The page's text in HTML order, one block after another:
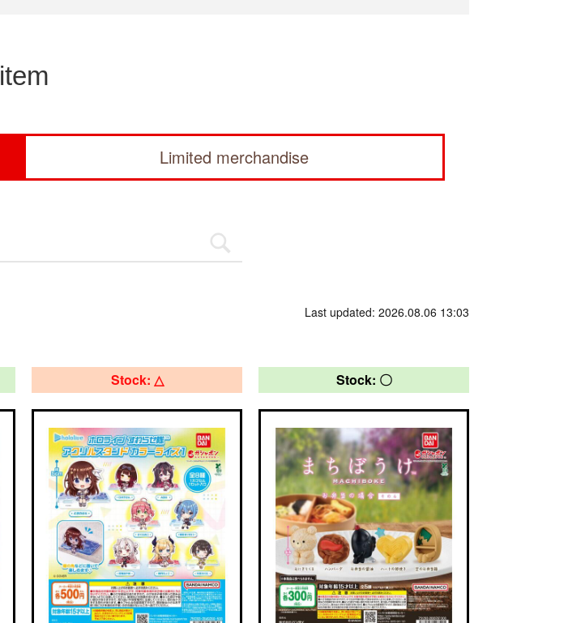
item
Limited merchandise
Last updated: 2026.08.06 13:03
Stock: △ Stock: 〇